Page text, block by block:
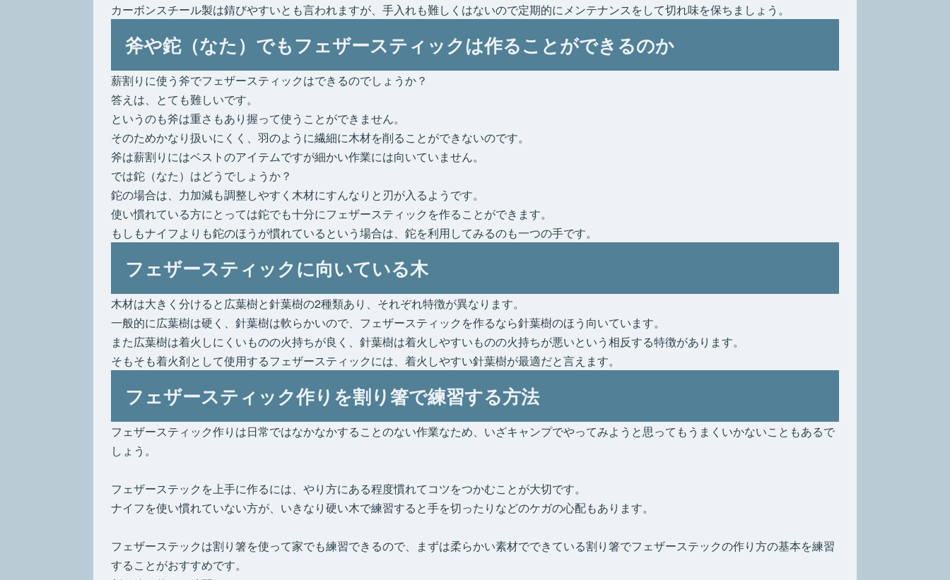
カーボンスチール製は錆びやすいとも言われますが、手入れも難しくはないので定期的にメンテナンスをして切れ味を保ちましょう。
斧や鉈（なた）でもフェザースティックは作ることができるのか
薪割りに使う斧でフェザースティックはできるのでしょうか？
答えは、とても難しいです。
というのも斧は重さもあり握って使うことができません。
そのためかなり扱いにくく、羽のように繊細に木材を削ることができないのです。
斧は薪割りにはベストのアイテムですが細かい作業には向いていません。
では鉈（なた）はどうでしょうか？
鉈の場合は、力加減も調整しやすく木材にすんなりと刃が入るようです。
使い慣れている方にとっては鉈でも十分にフェザースティックを作ることができます。
もしもナイフよりも鉈のほうが慣れているという場合は、鉈を利用してみるのも一つの手です。
フェザースティックに向いている木
木材は大きく分けると広葉樹と針葉樹の2種類あり、それぞれ特徴が異なります。
一般的に広葉樹は硬く、針葉樹は軟らかいので、フェザースティックを作るなら針葉樹のほう向いています。
また広葉樹は着火しにくいものの火持ちが良く、針葉樹は着火しやすいものの火持ちが悪いという相反する特徴があります。
そもそも着火剤として使用するフェザースティックには、着火しやすい針葉樹が最適だと言えます。
フェザースティック作りを割り箸で練習する方法
フェザースティック作りは日常ではなかなかすることのない作業なため、いざキャンプでやってみようと思ってもうまくいかないこともあるで
しょう。
フェザーステックを上手に作るには、やり方にある程度慣れてコツをつかむことが大切です。
ナイフを使い慣れていない方が、いきなり硬い木で練習すると手を切ったりなどのケガの心配もあります。
フェザーステックは割り箸を使って家でも練習できるので、まずは柔らかい素材でできている割り箸でフェザーステックの作り方の基本を練習
することがおすすめです。